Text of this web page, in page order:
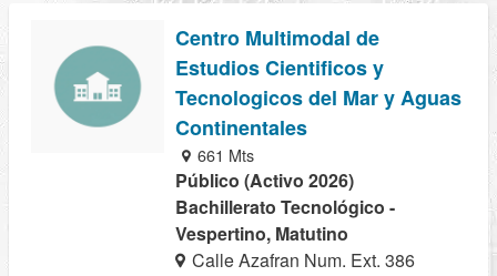
Centro Multimodal de
Estudios Cientificos y
Tecnologicos del Mar y Aguas
Continentales
661 Mts
Público (Activo 2026)
Bachillerato Tecnológico -
Vespertino, Matutino
Calle Azafran Num. Ext. 386